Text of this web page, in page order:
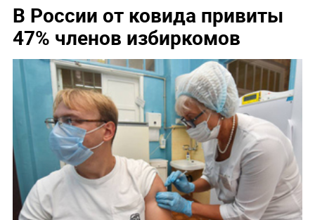
В России от ковида привиты
47% членов избиркомов